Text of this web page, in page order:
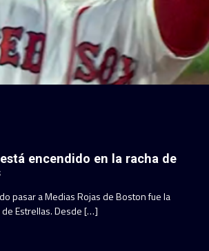
encendido en la racha de
pasar a Medias Rojas de Boston fue la
de Estrellas. Desde […]